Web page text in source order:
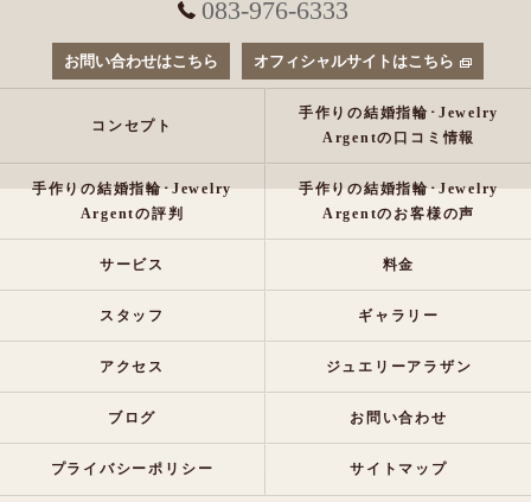
083-976-6333
お問い合わせはこちら オフィシャルサイトはこちら
コンセプト
手作りの結婚指輪･Jewelry
Argentの口コミ情報
手作りの結婚指輪･Jewelry
Argentの評判
手作りの結婚指輪･Jewelry
Argentのお客様の声
サービス 料金
スタッフ ギャラリー
アクセス ジュエリーアラザン
ブログ お問い合わせ
プライバシーポリシー サイトマップ